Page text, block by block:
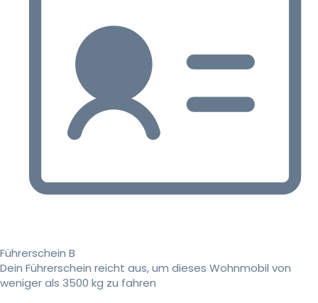
Führerschein B
Dein Führerschein reicht aus, um dieses Wohnmobil von
weniger als 3500 kg zu fahren